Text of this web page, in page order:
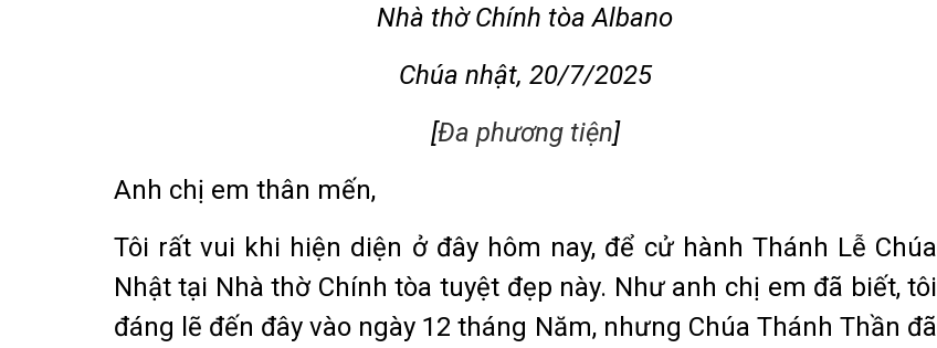
Nhà thờ Chính tòa Albano
Chúa nhật, 20/7/2025
[Đa phương tiện]
Anh chị em thân mến,
Tôi rất vui khi hiện diện ở đây hôm nay, để cử hành Thánh Lễ Chúa
Nhật tại Nhà thờ Chính tòa tuyệt đẹp này. Như anh chị em đã biết, tôi
đáng lẽ đến đây vào ngày 12 tháng Năm, nhưng Chúa Thánh Thần đã